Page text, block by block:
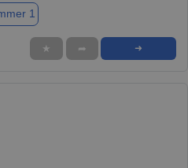
1
★ ➦ ➜